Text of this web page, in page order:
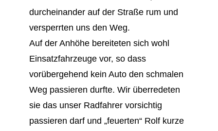
durcheinander auf der Straße rum und
versperrten uns den Weg.
Auf der Anhöhe bereiteten sich wohl
Einsatzfahrzeuge vor, so dass
vorübergehend kein Auto den schmalen
Weg passieren durfte. Wir überredeten
sie das unser Radfahrer vorsichtig
passieren darf und „feuerten“ Rolf kurze